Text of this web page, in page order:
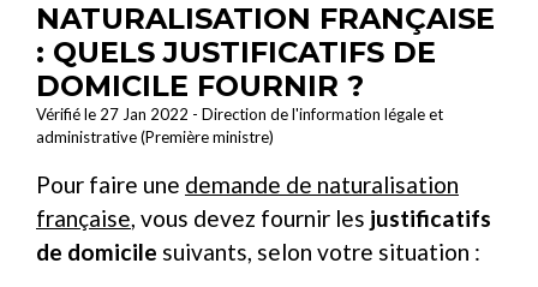
NATURALISATION FRANÇAISE
: QUELS JUSTIFICATIFS DE
DOMICILE FOURNIR ?
Vérifié le 27 Jan 2022 - Direction de l'information légale et
administrative (Première ministre)
Pour faire une demande de naturalisation
française, vous devez fournir les justificatifs
de domicile suivants, selon votre situation :